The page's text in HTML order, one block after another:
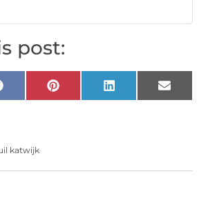
post:
Facebook Pinterest LinkedIn Email
katwijk